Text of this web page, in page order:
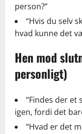
person?”
“Hvis du selv
hvad kunne det
Hen mod
personligt)
“Findes der et
igen, fordi det
“Hvad er det